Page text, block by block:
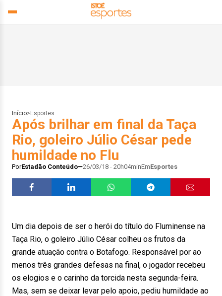
Início> Esportes
Após brilhar em final da Taça
Rio, goleiro Júlio César pede
humildade no Flu
PorEstadão Conteúdo 26/03/18 - 20h04minEmEsportes
Um dia depois de ser o herói do título do Fluminense na
Taça Rio, o goleiro Júlio César colheu os frutos da
grande atuação contra o Botafogo. Responsável por ao
menos três grandes defesas na final, o jogador recebeu
os elogios e o carinho da torcida nesta segunda-feira.
Mas, sem se deixar levar pelo apoio, pediu humildade ao